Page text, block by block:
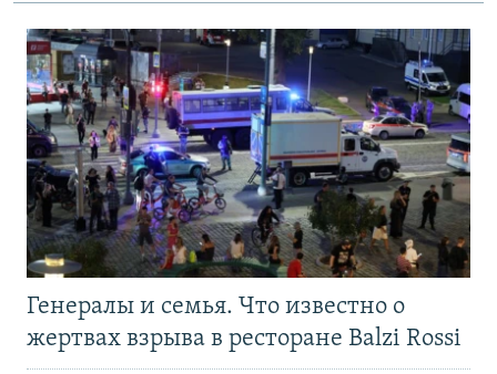
Генералы и семья. Что известно о
жертвах взрыва в ресторане Balzi Rossi